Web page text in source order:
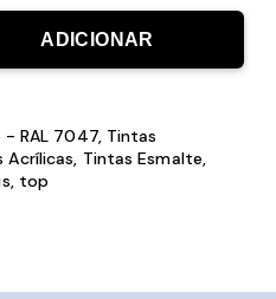
ADICIONAR
- RAL 7047, Tintas
Acrílicas, Tintas Esmalte,
, top